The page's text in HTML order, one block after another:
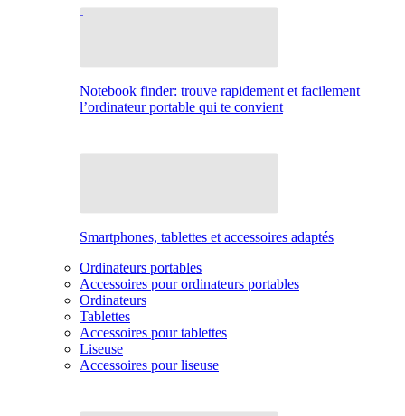
Notebook finder: trouve rapidement et facilement
l’ordinateur portable qui te convient
Smartphones, tablettes et accessoires adaptés
Ordinateurs portables
Accessoires pour ordinateurs portables
Ordinateurs
Tablettes
Accessoires pour tablettes
Liseuse
Accessoires pour liseuse